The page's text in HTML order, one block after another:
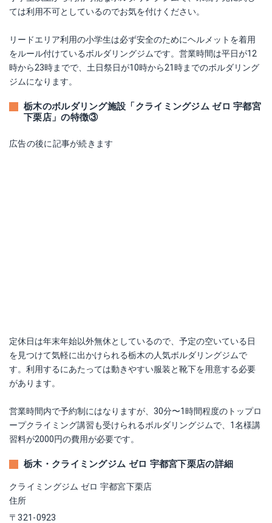
ては利用不可としているのでお気を付けください。
リードエリア利用の小学生は必ず安全のためにヘルメットを着用
をルール付けているボルダリングジムです。営業時間は平日が12
時から23時までで、土日祭日が10時から21時までのボルダリング
ジムになります。
栃木のボルダリング施設「クライミングジム ゼロ 宇都宮
下栗店」の特徴③
広告の後に記事が続きます
定休日は年末年始以外無休としているので、予定の空いている日
を見つけて気軽に出かけられる栃木の人気ボルダリングジムで
す。利用するにあたっては動きやすい服装と靴下を用意する必要
があります。
営業時間内で予約制にはなりますが、30分〜1時間程度のトップロ
ープクライミング講習も受けられるボルダリングジムで、1名様講
習料が2000円の費用が必要です。
栃木・クライミングジム ゼロ 宇都宮下栗店の詳細
クライミングジム ゼロ 宇都宮下栗店
住所
〒321-0923